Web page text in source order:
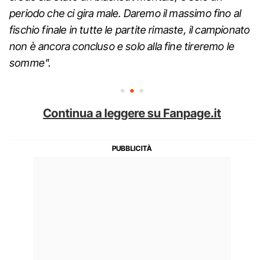
periodo che ci gira male. Daremo il massimo fino al
fischio finale in tutte le partite rimaste, il campionato
non è ancora concluso e solo alla fine tireremo le
somme".
Continua a leggere su Fanpage.it